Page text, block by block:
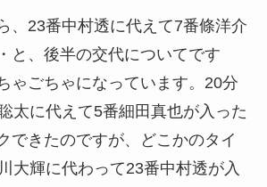
、23番中村透に代えて7番條洋介
と、後半の交代についてです
ゃごちゃになっています。20分
太に代えて5番細田真也が入った
できたのですが、どこかのタイ
大輝に代わって23番中村透が入